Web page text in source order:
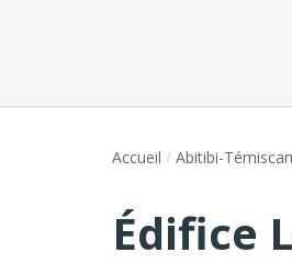
Accueil / Abitibi-
Édifice